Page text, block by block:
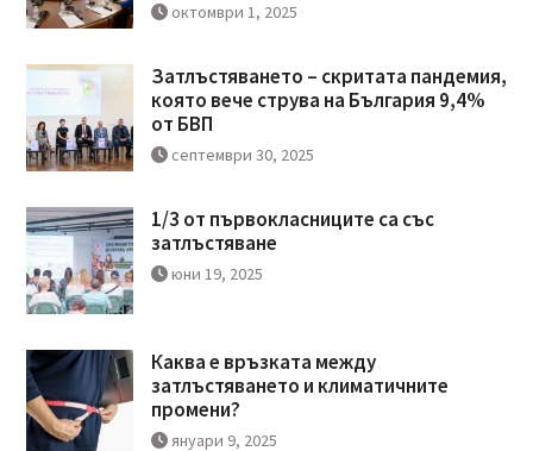
октомври 1, 2025
Затлъстяването – скритата пандемия,
която вече струва на България 9,4%
от БВП
септември 30, 2025
1/3 от първокласниците са със
затлъстяване
юни 19, 2025
Каква е връзката между
затлъстяването и климатичните
промени?
януари 9, 2025